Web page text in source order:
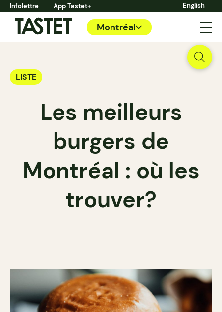
Infolettre App Tastet+ English
Montréal
LISTE
Les meilleurs
burgers de
Montréal : où les
trouver?